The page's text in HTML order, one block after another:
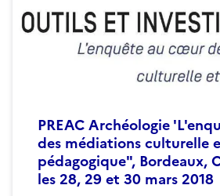
PREAC Archéologie
des médiations culturelle
pédagogique", Bordeaux,
les 28, 29 et 30 mars 2018